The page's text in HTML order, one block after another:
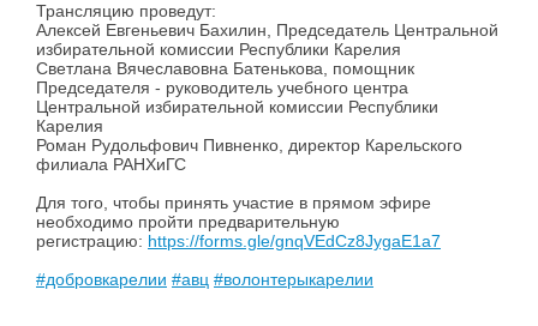
Трансляцию проведут:
Алексей Евгеньевич Бахилин, Председатель Центральной
избирательной комиссии Республики Карелия
Светлана Вячеславовна Батенькова, помощник
Председателя - руководитель учебного центра
Центральной избирательной комиссии Республики
Карелия
Роман Рудольфович Пивненко, директор Карельского
филиала РАНХиГС
Для того, чтобы принять участие в прямом эфире
необходимо пройти предварительную
регистрацию: https://forms.gle/gnqVEdCz8JygaE1a7
#добровкарелии #авц #волонтерыкарелии